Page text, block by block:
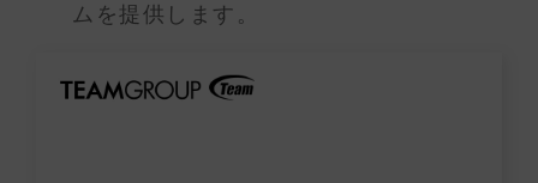
ムを提供します。